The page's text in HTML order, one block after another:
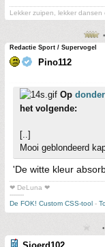
Lekker zuipen, lekker dansen
Redactie Sport / Supervogel
Pino112
Op
het volgende:
[..]
Mooi geblondeerd
'De witte kleur
❤ DeLuna ❤
-------
De FOK! Custom CSS-tool -